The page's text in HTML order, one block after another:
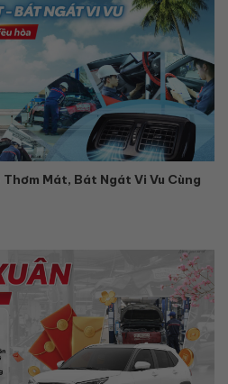
Mát, Bát Ngát Vi Vu Cùng